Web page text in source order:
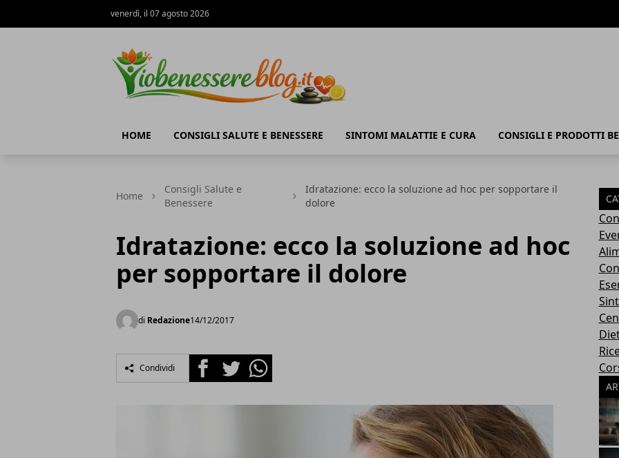
venerdì, il 07 agosto 2026
HOME CONSIGLI SALUTE E BENESSERE SINTOMI MALATTIE E CURA CONSIGLI E PRODOTTI
Home
Consigli Salute e
Benessere
Idratazione: ecco la soluzione ad hoc per sopportare il
dolore
Idratazione: ecco la soluzione ad hoc
per sopportare il dolore
di Redazione14/12/2017
Condividi FacebookTwitterWhatsapp